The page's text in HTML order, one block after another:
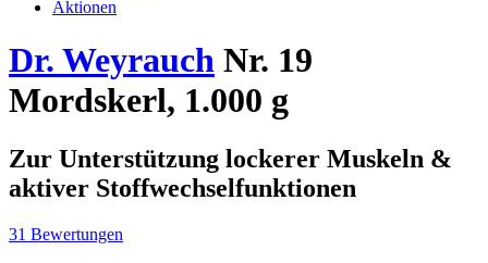
Aktionen
Dr. Weyrauch Nr. 19
Mordskerl, 1.000 g
Zur Unterstützung lockerer Muskeln &
aktiver Stoffwechselfunktionen
31 Bewertungen